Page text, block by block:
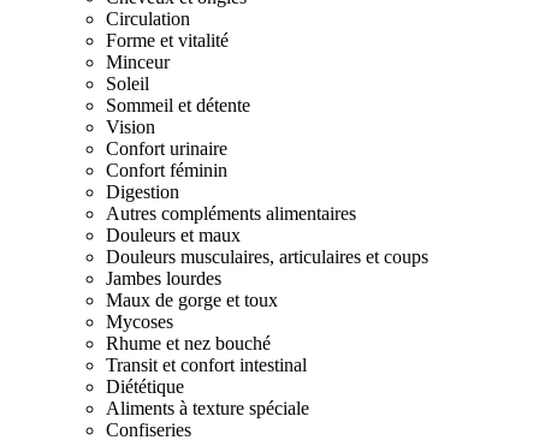
Circulation
Forme et vitalité
Minceur
Soleil
Sommeil et détente
Vision
Confort urinaire
Confort féminin
Digestion
Autres compléments alimentaires
Douleurs et maux
Douleurs musculaires, articulaires et coups
Jambes lourdes
Maux de gorge et toux
Mycoses
Rhume et nez bouché
Transit et confort intestinal
Diététique
Aliments à texture spéciale
Confiseries